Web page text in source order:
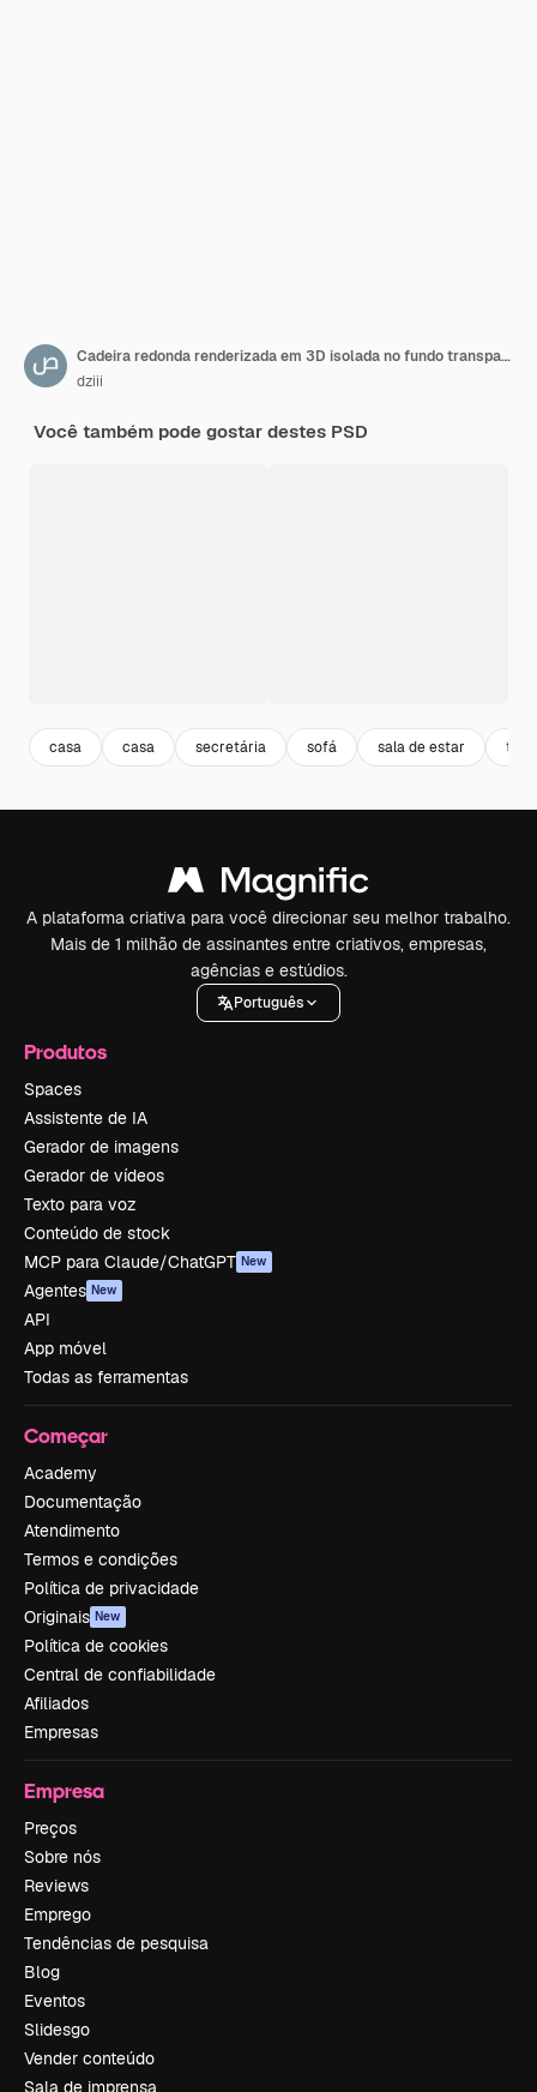
Cadeira redonda renderizada em 3D isolada no fundo transparente
dziii
Você também pode gostar destes PSD
casa casa secretária sofá sala de estar
A plataforma criativa para você direcionar seu melhor trabalho.
Mais de 1 milhão de assinantes entre criativos, empresas,
agências e estúdios.
Português
Produtos
Spaces
Assistente de IA
Gerador de imagens
Gerador de vídeos
Texto para voz
Conteúdo de stock
MCP para Claude/ChatGPT New
Agentes New
API
App móvel
Todas as ferramentas
Começar
Academy
Documentação
Atendimento
Termos e condições
Política de privacidade
Originais New
Política de cookies
Central de confiabilidade
Afiliados
Empresas
Empresa
Preços
Sobre nós
Reviews
Emprego
Tendências de pesquisa
Blog
Eventos
Slidesgo
Vender conteúdo
Sala de imprensa